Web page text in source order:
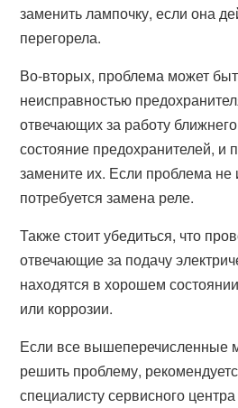
заменить лампочку, если она
перегорела.
Во-вторых, проблема может
неисправностью
отвечающих за работу
состояние предохранителей, и
замените их. Если проблема не
потребуется замена реле.
Также стоит убедиться, что
отвечающие за подачу
находятся в хорошем
или коррозии.
Если все вышеперечисленные
решить проблему,
специалисту сервисного